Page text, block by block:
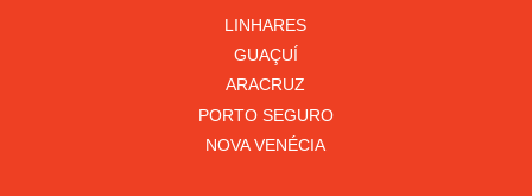
LINHARES
GUAÇUÍ
ARACRUZ
PORTO SEGURO
NOVA VENÉCIA